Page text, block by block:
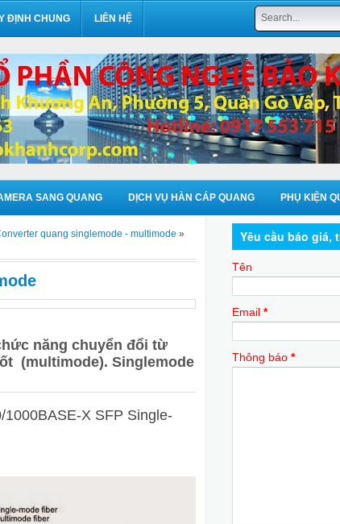
ĐỊNH CHUNG LIÊN HỆ
SANG QUANG DỊCH VỤ HÀN CÁP QUANG PHỤ KIỆN
quang singlemode - multimode »
năng chuyển đổi từ
(multimode). Singlemode
X SFP Single-
Yêu cầu báo giá,
Tên
Email *
Thông báo *